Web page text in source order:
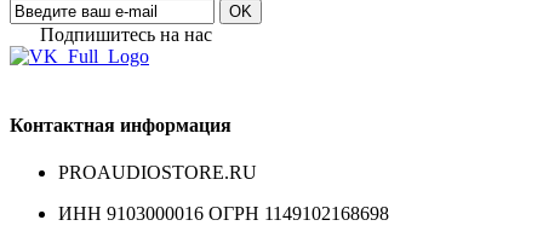
OK
Подпишитесь на наc
Контактная информация
PROAUDIOSTORE.RU
ИНН 9103000016 ОГРН 1149102168698